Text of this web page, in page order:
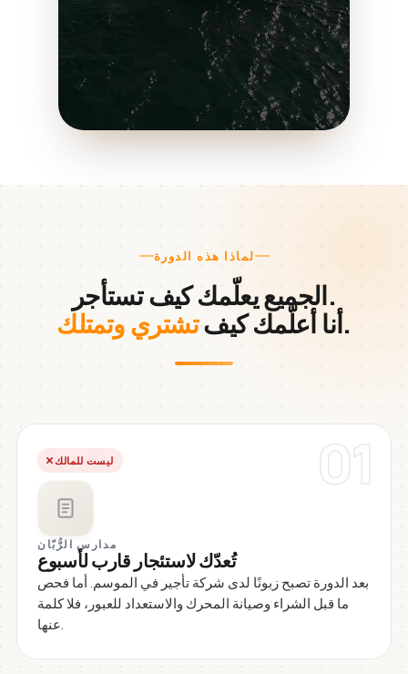
لماذا هذه الدورة
الجميع يعلّمك كيف تستأجر.
أنا أعلّمك كيفتشتري وتمتلك .
01 ليست للمالك
مدارس الرُّبّان
تُعدّك لاستئجار قارب لأسبوع
بعد الدورة تصبح زبونًا لدى شركة تأجير في الموسم. أما فحص
ما قبل الشراء وصيانة المحرك والاستعداد للعبور، فلا كلمة